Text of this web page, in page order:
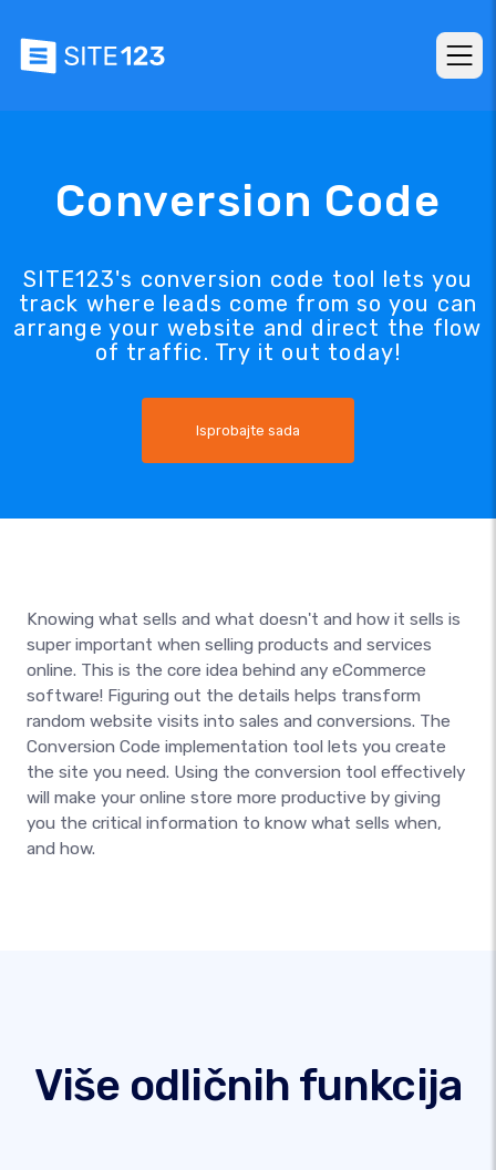
Conversion Code
SITE123's conversion code tool lets you
track where leads come from so you can
arrange your website and direct the flow
of traffic. Try it out today!
Isprobajte sada
Knowing what sells and what doesn't and how it sells is
super important when selling products and services
online. This is the core idea behind any eCommerce
software! Figuring out the details helps transform
random website visits into sales and conversions. The
Conversion Code implementation tool lets you create
the site you need. Using the conversion tool effectively
will make your online store more productive by giving
you the critical information to know what sells when,
and how.
Više odličnih funkcija